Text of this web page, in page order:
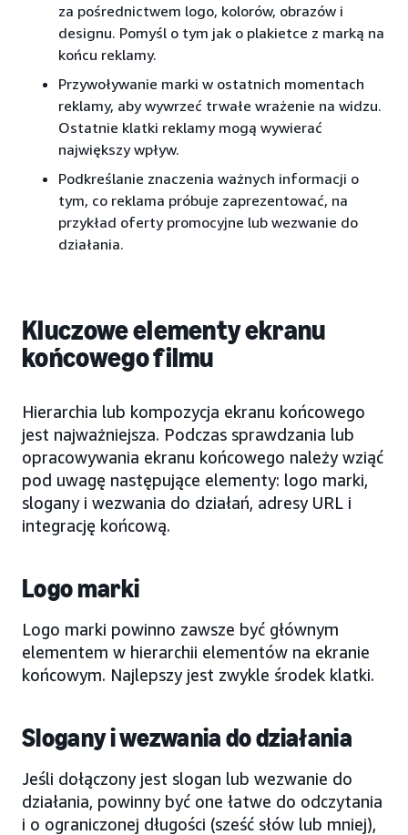
za pośrednictwem logo, kolorów, obrazów i
designu. Pomyśl o tym jak o plakietce z marką na
końcu reklamy.
Przywoływanie marki w ostatnich momentach
reklamy, aby wywrzeć trwałe wrażenie na widzu.
Ostatnie klatki reklamy mogą wywierać
największy wpływ.
Podkreślanie znaczenia ważnych informacji o
tym, co reklama próbuje zaprezentować, na
przykład oferty promocyjne lub wezwanie do
działania.
Kluczowe elementy ekranu
końcowego filmu
Hierarchia lub kompozycja ekranu końcowego
jest najważniejsza. Podczas sprawdzania lub
opracowywania ekranu końcowego należy wziąć
pod uwagę następujące elementy: logo marki,
slogany i wezwania do działań, adresy URL i
integrację końcową.
Logo marki
Logo marki powinno zawsze być głównym
elementem w hierarchii elementów na ekranie
końcowym. Najlepszy jest zwykle środek klatki.
Slogany i wezwania do działania
Jeśli dołączony jest slogan lub wezwanie do
działania, powinny być one łatwe do odczytania
i o ograniczonej długości (sześć słów lub mniej),